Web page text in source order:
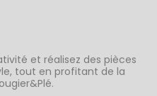
et réalisez des pièces
tout en profitant de la